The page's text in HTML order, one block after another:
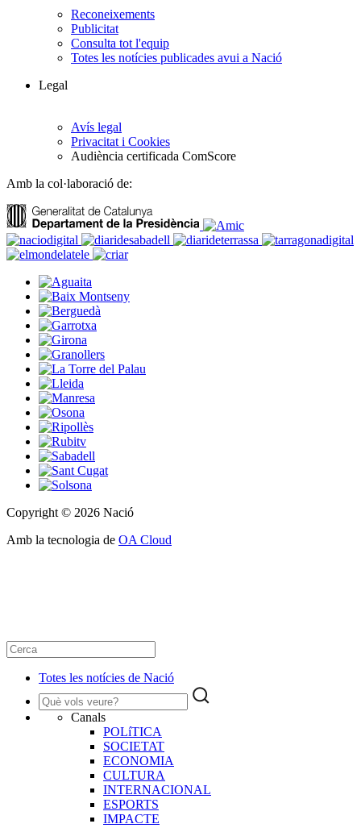
Reconeixements
Publicitat
Consulta tot l'equip
Totes les notícies publicades avui a Nació
Legal
Avís legal
Privacitat i Cookies
Audiència certificada ComScore
Amb la col·laboració de:
Copyright © 2026 Nació
Amb la tecnologia de OA Cloud
Totes les notícies de Nació
Canals
POLíTICA
SOCIETAT
ECONOMIA
CULTURA
INTERNACIONAL
ESPORTS
IMPACTE